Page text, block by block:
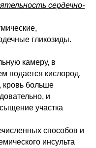
сердечно-
гликозиды.
камеру, в
подается кислород.
кровь больше
и
участка
способов и
инсульта